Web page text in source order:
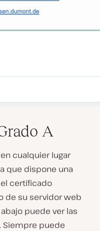
A
cualquier lugar
que dispone una
certificado
de su servidor web
puede ver las
Siempre puede